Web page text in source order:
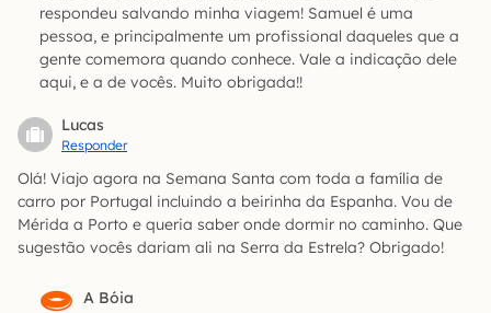
respondeu salvando minha viagem! Samuel é uma
pessoa, e principalmente um profissional daqueles que a
gente comemora quando conhece. Vale a indicação dele
aqui, e a de vocês. Muito obrigada!!
Lucas
Responder
Olá! Viajo agora na Semana Santa com toda a família de
carro por Portugal incluindo a beirinha da Espanha. Vou de
Mérida a Porto e queria saber onde dormir no caminho. Que
sugestão vocês dariam ali na Serra da Estrela? Obrigado!
A Bóia